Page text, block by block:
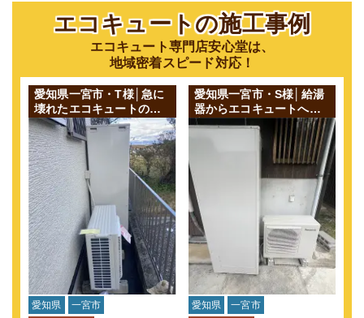
エコキュートの施工事例
エコキュート専門店安心堂は、
地域密着スピード対応！
愛知県一宮市・T様│急に
壊れたエコキュートの交
換工事を行いました！
愛知県
一宮市
愛知県一宮市・S様│給湯
器からエコキュートへの
交換依頼
愛知県
一宮市